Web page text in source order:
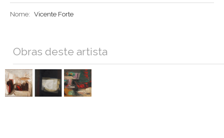
Nome: Vicente Forte
Obras deste artista